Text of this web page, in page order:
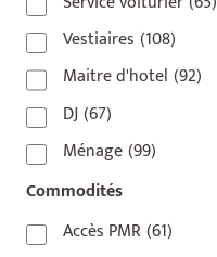
75018(7)
75019(4)
75020
92110(1)
92800(1)
93
(1)
Vestiaires (108)
Maitre d'hotel (92)
DJ(67)
Ménage(99)
Commodités
Accès PMR (61)